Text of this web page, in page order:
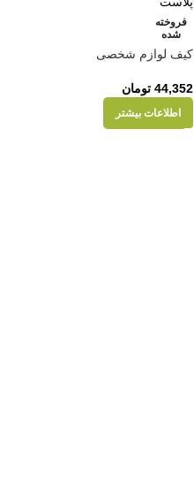
فروخته
شده
کیف لوازم شخصی
44,352 تومان
اطلاعات بیشتر